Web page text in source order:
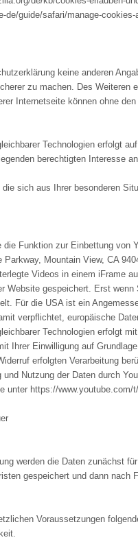
guide/safari/manage-
keine anderen
zu machen. Des
Internetseite können ohne
Technologien erfolgt
berechtigten Interesse
sich aus Ihrer besonderen
Funktion zur Einbettung von
Parkway, Mountain View, CA
Videos in einem iFrame
Website gespeichert. Erst
Für die USA ist ein
verpflichtet, europäische
Technologien erfolgt
Ihrer Einwilligung auf
erfolgten Verarbeitung
und Nutzung der Daten durch
unter https://
werden die Daten zunächst
gespeichert und dann
Voraussetzungen